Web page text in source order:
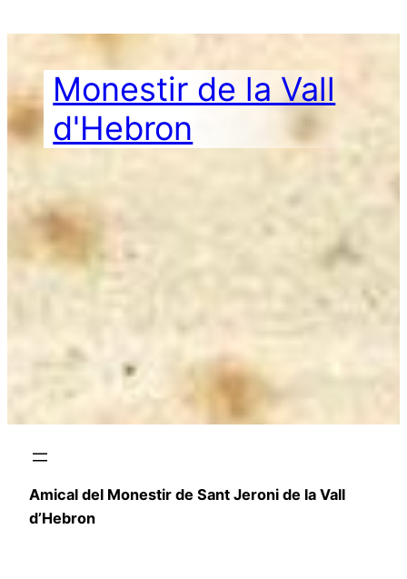
contingut
Monestir de la Vall
d'Hebron
Amical del Monestir de Sant Jeroni de la Vall
d’Hebron